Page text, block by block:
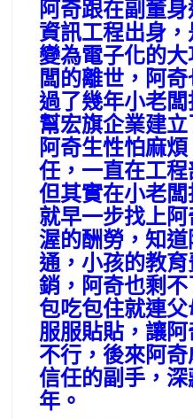
阿奇跟在副董
資訊工程出身
變為電子化的
闆的離世，阿
過了幾年小老
幫宏旗企業建
阿奇生性怕麻
任，一直在工
但其實在小老
就早一步找上
渥的酬勞，知
通，小孩的教
銷，阿奇也剩
包吃包住就連
服服貼貼，讓
不行，後來阿
信任的副手，
年。